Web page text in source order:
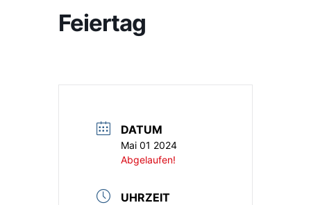
Feiertag
DATUM
Mai 01 2024
Abgelaufen!
UHRZEIT